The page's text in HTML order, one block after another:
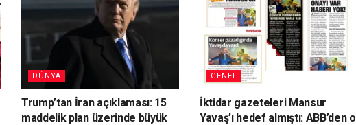
DÜNYA
Trump’tan İran açıklaması: 15
maddelik plan üzerinde büyük
GENEL
İktidar gazeteleri Mansur
Yavaş’ı hedef almıştı: ABB’den o